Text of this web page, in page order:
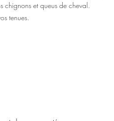
chignons et queus de cheval.
tenues.